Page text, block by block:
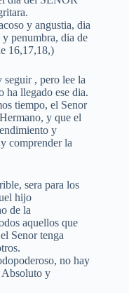
y angustia, dia
penumbra, dia de
16,17,18,)
, pero lee la
ha llegado ese dia.
tiempo, el Senor
y que el
y
comprender la
sera para los
hijo
de la
aquellos que
Senor tenga
no hay
Absoluto y